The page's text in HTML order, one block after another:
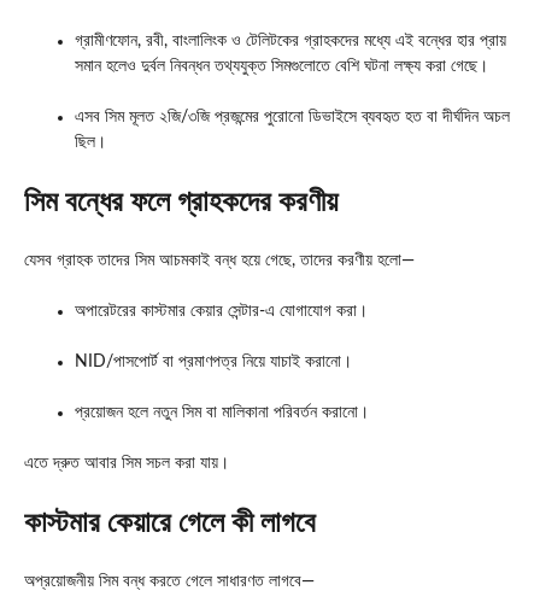
গ্রামীণফোন, রবী, বাংলালিংক ও টেলিটকের গ্রাহকদের মধ্যে এই বন্ধের হার প্রায়
সমান হলেও দুর্বল নিবন্ধন তথ্যযুক্ত সিমগুলোতে বেশি ঘটনা লক্ষ্য করা গেছে।
এসব সিম মূলত ২জি/৩জি প্রজন্মের পুরোনো ডিভাইসে ব্যবহৃত হত বা দীর্ঘদিন অচল
ছিল।
সিম বন্ধের ফলে গ্রাহকদের করণীয়
যেসব গ্রাহক তাদের সিম আচমকাই বন্ধ হয়ে গেছে, তাদের করণীয় হলো—
অপারেটরের কাস্টমার কেয়ার সেন্টার-এ যোগাযোগ করা।
NID/পাসপোর্ট বা প্রমাণপত্র নিয়ে যাচাই করানো।
প্রয়োজন হলে নতুন সিম বা মালিকানা পরিবর্তন করানো।
এতে দ্রুত আবার সিম সচল করা যায়।
কাস্টমার কেয়ারে গেলে কী লাগবে
অপ্রয়োজনীয় সিম বন্ধ করতে গেলে সাধারণত লাগবে—